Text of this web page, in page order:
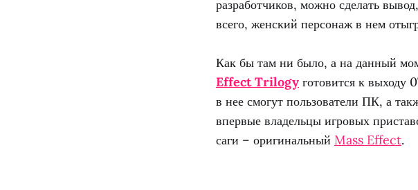
разработчиков, можно сделать
всего, женский персонаж в нем
Как бы там ни было, а на данный
Effect Trilogy готовится к
в нее смогут пользователи ПК, а
впервые владельцы игровых
саги – оригинальный Mass Effect.